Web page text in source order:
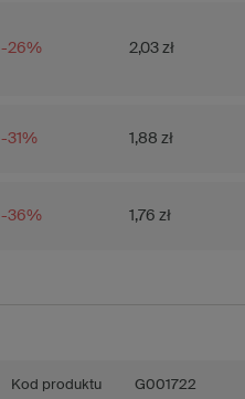
-26% 2,03 zł
-31% 1,88 zł
-36% 1,76 zł
Kod produktu G001722